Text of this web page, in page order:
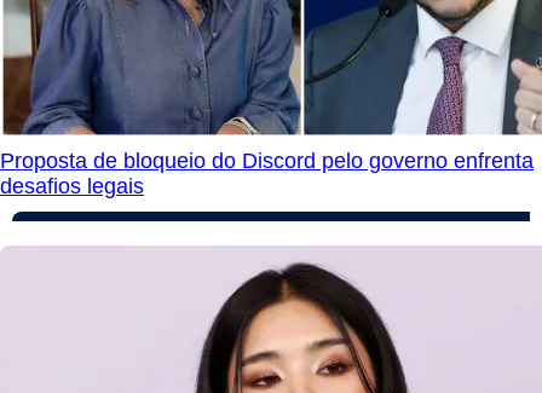
Proposta de bloqueio do Discord pelo governo enfrenta
desafios legais